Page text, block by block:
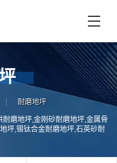
耐磨地坪
磨地坪,金刚砂耐磨地坪,金属骨
坪,锡钛合金耐磨地坪,石英砂耐
磨地坪,耐磨地坪加混凝土密封
工服务